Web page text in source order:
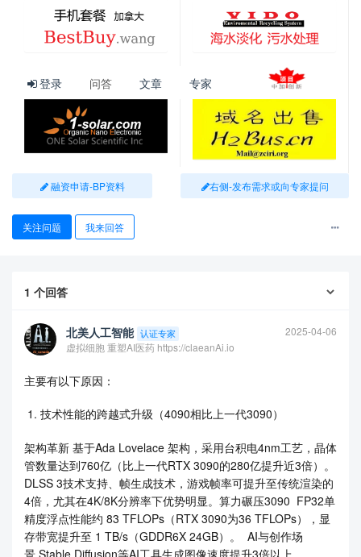
登录 问答 文章 专家
融资申请-BP资料 右侧-发布需求或向专家提问
关注问题 我来回答
1 个回答
北美人工智能 认证专家
2025-04-06
虚拟细胞 重塑AI医药 https://claeanAi.io
主要有以下原因：
技术性能的跨越式升级（4090相比上一代3090）
架构革新 基于Ada Lovelace 架构，采用台积电4nm工艺，晶体
管数量达到760亿（比上一代RTX 3090的280亿提升近3倍）。
DLSS 3技术支持、帧生成技术，游戏帧率可提升至传统渲染的
4倍，尤其在4K/8K分辨率下优势明显。算力碾压3090 FP32单
精度浮点性能约 83 TFLOPs（RTX 3090为36 TFLOPs），显
存带宽提升至 1 TB/s（GDDR6X 24GB）。 AI与创作场
景 Stable Diffusion等AI工具生成图像速度提升3倍以上，